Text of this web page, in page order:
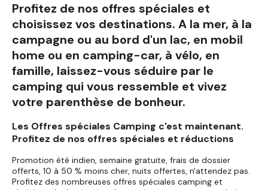
Profitez de nos offres spéciales et
choisissez vos destinations. A la mer, à la
campagne ou au bord d'un lac, en mobil
home ou en camping-car, à vélo, en
famille, laissez-vous séduire par le
camping qui vous ressemble et vivez
votre parenthèse de bonheur.
Les Offres spéciales Camping c'est maintenant.
Profitez de nos offres spéciales et réductions
Promotion été indien, semaine gratuite, frais de dossier
offerts, 10 à 50 % moins cher, nuits offertes, n'attendez pas.
Profitez des nombreuses offres spéciales camping et